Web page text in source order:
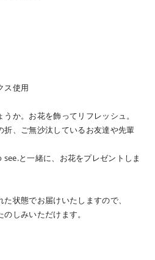
ス使用
か。お花を飾ってリフレッシュ。
折、ご無沙汰しているお友達や先輩
と一緒に、お花をプレゼントしま
状態でお届けいたしますので、
しみいただけます。